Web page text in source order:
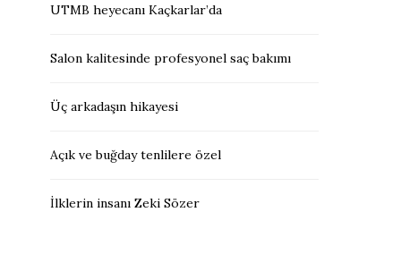
UTMB heyecanı Kaçkarlar’da
Salon kalitesinde profesyonel saç bakımı
Üç arkadaşın hikayesi
Açık ve buğday tenlilere özel
İlklerin insanı Zeki Sözer